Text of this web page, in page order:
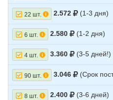
22 шт. 2.572 (1-3 дня)
6 шт. 2.580 (1-2 дня)
4 шт. 3.360 (3-5 дней!)
90 шт. 3.046 (Срок
8 шт. 2.400 (3-6 дней)